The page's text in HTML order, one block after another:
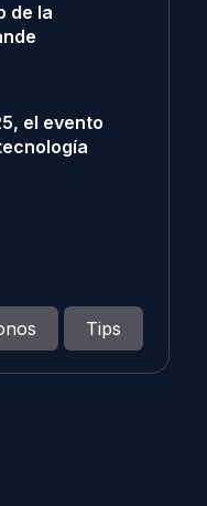
de la
el evento
Tips